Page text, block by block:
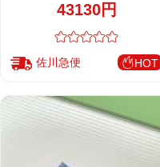
43130円
佐川急便 HOT